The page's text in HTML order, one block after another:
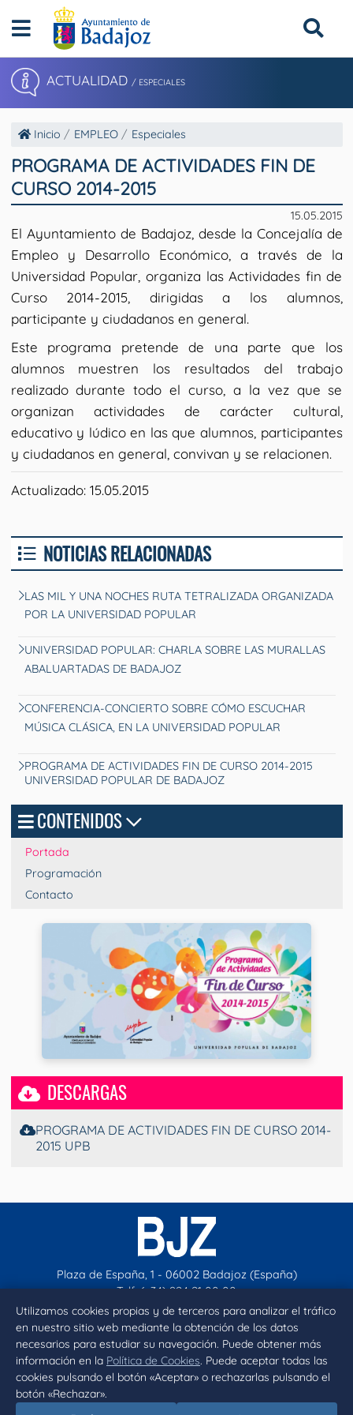
Utilizamos cookies propias y de terceros para analizar el tráfico
en nuestro sitio web mediante la obtención de los datos
necesarios para estudiar su navegación. Puede obtener más
información en la Política de Cookies. Puede aceptar todas las
cookies pulsando el botón «Aceptar» o rechazarlas pulsando el
botón «Rechazar».
ACTUALIDAD / ESPECIALES
Inicio EMPLEO Especiales
PROGRAMA DE ACTIVIDADES FIN DE
CURSO 2014-2015
15.05.2015
El Ayuntamiento de Badajoz, desde la Concejalía de
Empleo y Desarrollo Económico, a través de la
Universidad Popular, organiza las Actividades fin de
Curso 2014-2015, dirigidas a los alumnos,
participante y ciudadanos en general.
Este programa pretende de una parte que los
alumnos muestren los resultados del trabajo
realizado durante todo el curso, a la vez que se
organizan actividades de carácter cultural,
educativo y lúdico en las que alumnos, participantes
y ciudadanos en general, convivan y se relacionen.
Actualizado: 15.05.2015
NOTICIAS RELACIONADAS
LAS MIL Y UNA NOCHES RUTA TETRALIZADA ORGANIZADA
POR LA UNIVERSIDAD POPULAR
UNIVERSIDAD POPULAR: CHARLA SOBRE LAS MURALLAS
ABALUARTADAS DE BADAJOZ
CONFERENCIA-CONCIERTO SOBRE CÓMO ESCUCHAR
MÚSICA CLÁSICA, EN LA UNIVERSIDAD POPULAR
PROGRAMA DE ACTIVIDADES FIN DE CURSO 2014-2015
UNIVERSIDAD POPULAR DE BADAJOZ
CONTENIDOS
Portada
Programación
Contacto
DESCARGAS
PROGRAMA DE ACTIVIDADES FIN DE CURSO 2014-
2015 UPB
Plaza de España, 1 - 06002 Badajoz (España)
Telf. (+34) 924 21 00 00
contacto@aytobadajoz.es
Facebook
X Instagram
YouTube
Inicio Aviso legal